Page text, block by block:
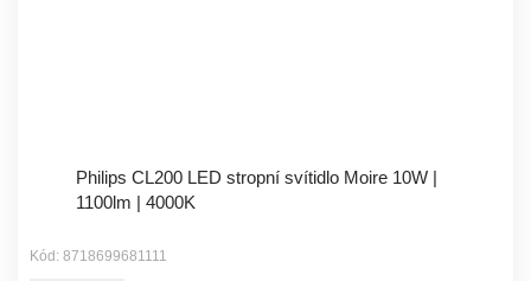
Philips CL200 LED stropní svítidlo Moire 10W |
1100lm | 4000K
Kód: 8718699681111